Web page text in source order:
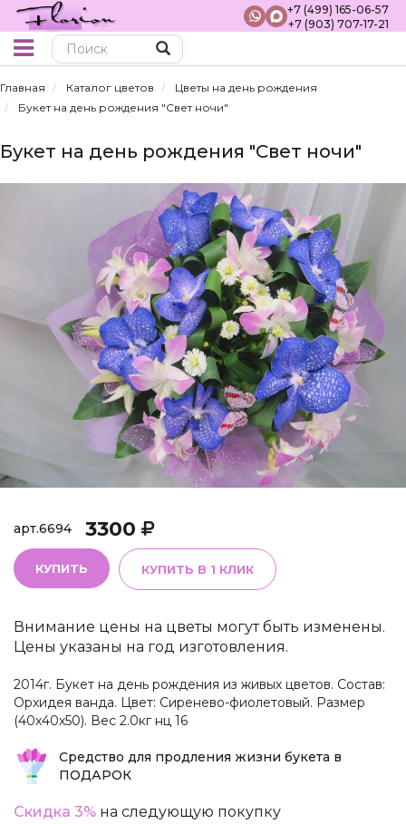
+7 (499) 165-06-57
+7 (903) 707-17-21
Главная Каталог цветов
Цветы на день рождения
Букет на день рождения "Свет ночи"
Букет на день рождения "Свет ночи"
арт.6694 3300
КУПИТЬ КУПИТЬ В 1 КЛИК
Внимание цены на цветы могут быть изменены.
Цены указаны на год изготовления.
2014г. Букет на день рождения из живых цветов. Состав:
Орхидея ванда. Цвет: Сиренево-фиолетовый. Размер
(40х40х50). Вес 2.0кг нц 16
Средство для продления жизни букета в
ПОДАРОК
Скидка 3% на следующую покупку